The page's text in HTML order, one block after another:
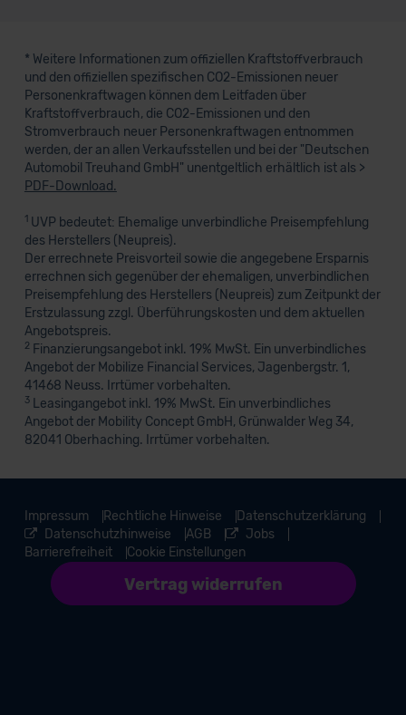
* Weitere Informationen zum offiziellen Kraftstoffverbrauch
und den offiziellen spezifischen CO2-Emissionen neuer
Personenkraftwagen können dem Leitfaden über
Kraftstoffverbrauch, die CO2-Emissionen und den
Stromverbrauch neuer Personenkraftwagen entnommen
werden, der an allen Verkaufsstellen und bei der "Deutschen
Automobil Treuhand GmbH" unentgeltlich erhältlich ist als >
PDF-Download.
1UVP bedeutet: Ehemalige unverbindliche Preisempfehlung
des Herstellers (Neupreis).
Der errechnete Preisvorteil sowie die angegebene Ersparnis
errechnen sich gegenüber der ehemaligen, unverbindlichen
Preisempfehlung des Herstellers (Neupreis) zum Zeitpunkt der
Erstzulassung zzgl. Überführungskosten und dem aktuellen
Angebotspreis.
2 Finanzierungsangebot inkl. 19% MwSt. Ein unverbindliches
Angebot der Mobilize Financial Services, Jagenbergstr. 1,
41468 Neuss. Irrtümer vorbehalten.
3Leasingangebot inkl. 19% MwSt. Ein unverbindliches
Angebot der Mobility Concept GmbH, Grünwalder Weg 34,
82041 Oberhaching. Irrtümer vorbehalten.
Impressum Rechtliche Hinweise
Datenschutzerklärung
Datenschutzhinweise
AGB
Jobs
Barrierefreiheit
Vertrag widerrufen
Cookie Einstellungen